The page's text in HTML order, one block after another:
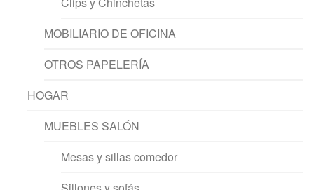
MOBILIARIO DE OFICINA
OTROS PAPELERÍA
HOGAR
MUEBLES SALÓN
Mesas y sillas comedor